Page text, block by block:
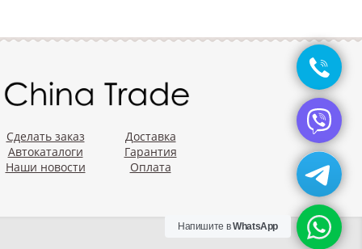
Сделать заказ
Автокаталоги
Наши новости
Доставка
Гарантия
Оплата
Напишите вWhatsApp